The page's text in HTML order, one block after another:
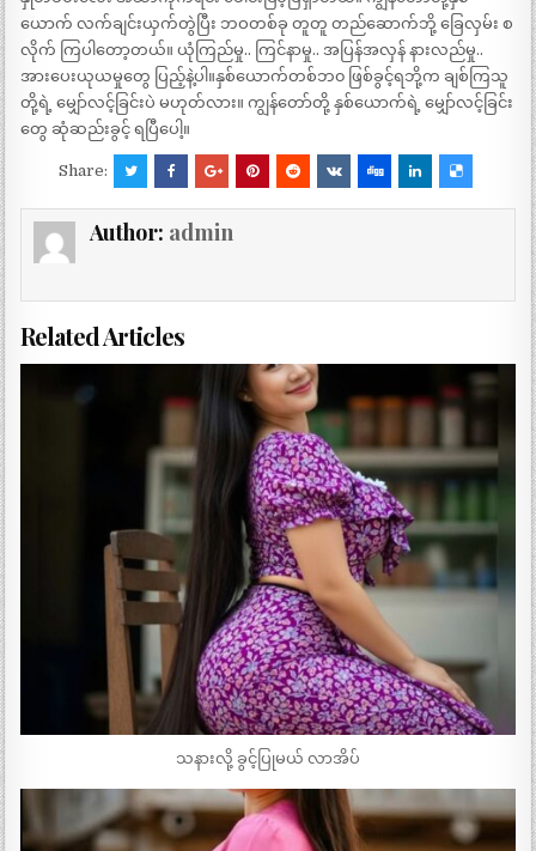
ယောက် လက်ချင်းယှက်တွဲပြီး ဘဝတစ်ခု တူတူ တည်ဆောက်ဘို့ ခြေလှမ်း စ
လိုက် ကြပါတော့တယ်။ ယုံကြည်မှု.. ကြင်နာမှု.. အပြန်အလှန် နားလည်မှု..
အားပေးယုယမှုတွေ ပြည့်နဲ့ပါ။နှစ်ယောက်တစ်ဘ၀ ဖြစ်ခွင့်ရဘို့က ချစ်ကြသူ
တို့ရဲ့ မျှော်လင့်ခြင်းပဲ မဟုတ်လား။ ကျွန်တော်တို့ နှစ်ယောက်ရဲ့ မျှော်လင့်ခြင်း
တွေ ဆုံဆည်းခွင့် ရပြီပေါ့။
Share:
Author: admin
Related Articles
သနားလို့ ခွင့်ပြုမယ် လာအိပ်